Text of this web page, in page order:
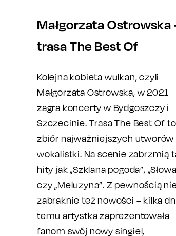
Małgorzata Ostrowska
trasa The Best Of
Kolejna kobieta wulkan, czyli
Małgorzata Ostrowska, w 2021
zagra koncerty w Bydgoszczy i
Szczecinie. Trasa The Best Of to
zbiór najważniejszych utworów
wokalistki. Na scenie zabrzmią
hity jak „Szklana pogoda”,
czy „Meluzyna”. Z pewnością
zabraknie też nowości – kilka
temu artystka zaprezentowała
fanom swój nowy singiel,